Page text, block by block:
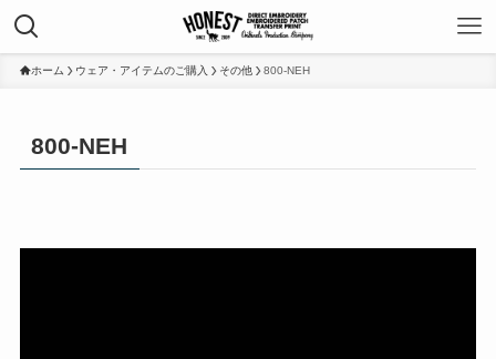
ホーム ウェア・アイテムのご購入 その他 800-NEH
800-NEH